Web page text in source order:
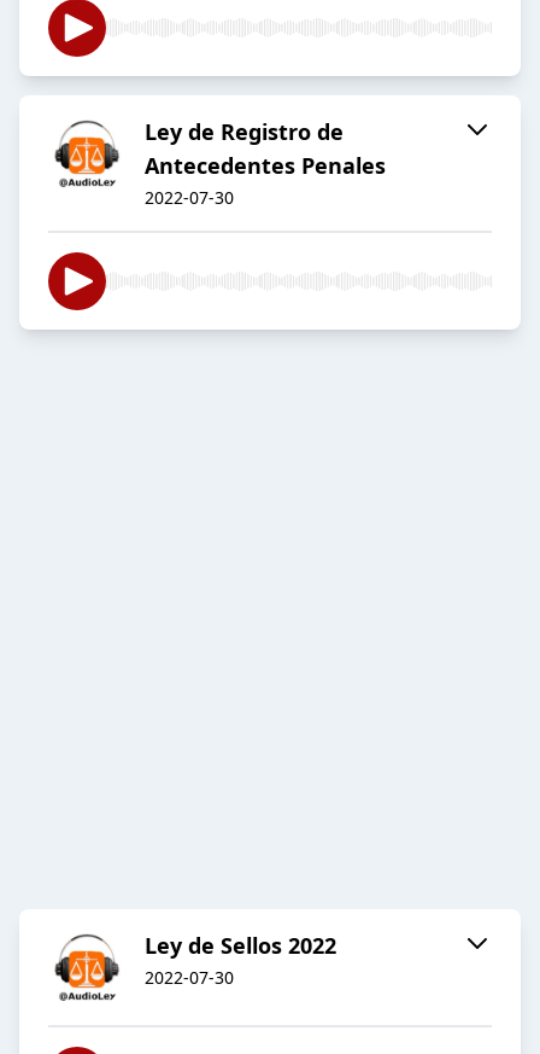
Ley de Registro de
Antecedentes Penales
2022-07-30
Ley de Sellos 2022
2022-07-30